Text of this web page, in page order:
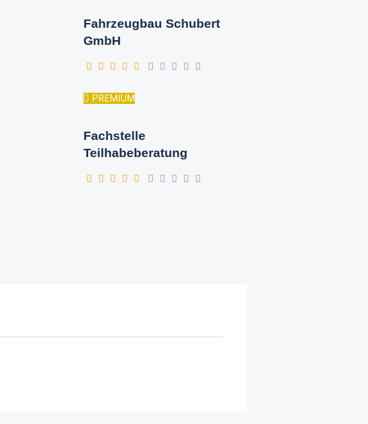
Fahrzeugbau Schubert
GmbH
PREMIUM
Fachstelle
Teilhabeberatung